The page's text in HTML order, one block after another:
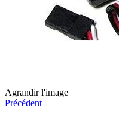
Agrandir l'image
Précédent